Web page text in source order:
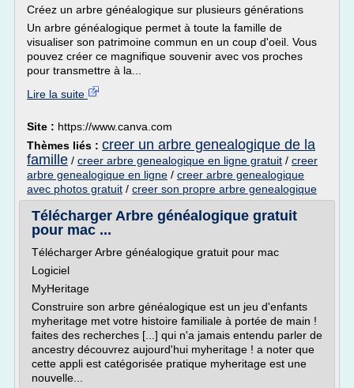
Créez un arbre généalogique sur plusieurs générations
Un arbre généalogique permet à toute la famille de
visualiser son patrimoine commun en un coup d'oeil. Vous
pouvez créer ce magnifique souvenir avec vos proches
pour transmettre à la...
Lire la suite
Site : https://www.canva.com
Thèmes liés : creer un arbre genealogique de la
famille / creer arbre genealogique en ligne gratuit / creer
arbre genealogique en ligne / creer arbre genealogique
avec photos gratuit / creer son propre arbre genealogique
Télécharger Arbre généalogique gratuit
pour mac ...
Télécharger Arbre généalogique gratuit pour mac
Logiciel
MyHeritage
Construire son arbre généalogique est un jeu d'enfants
myheritage met votre histoire familiale à portée de main !
faites des recherches [...] qui n'a jamais entendu parler de
ancestry découvrez aujourd'hui myheritage ! a noter que
cette appli est catégorisée pratique myheritage est une
nouvelle...